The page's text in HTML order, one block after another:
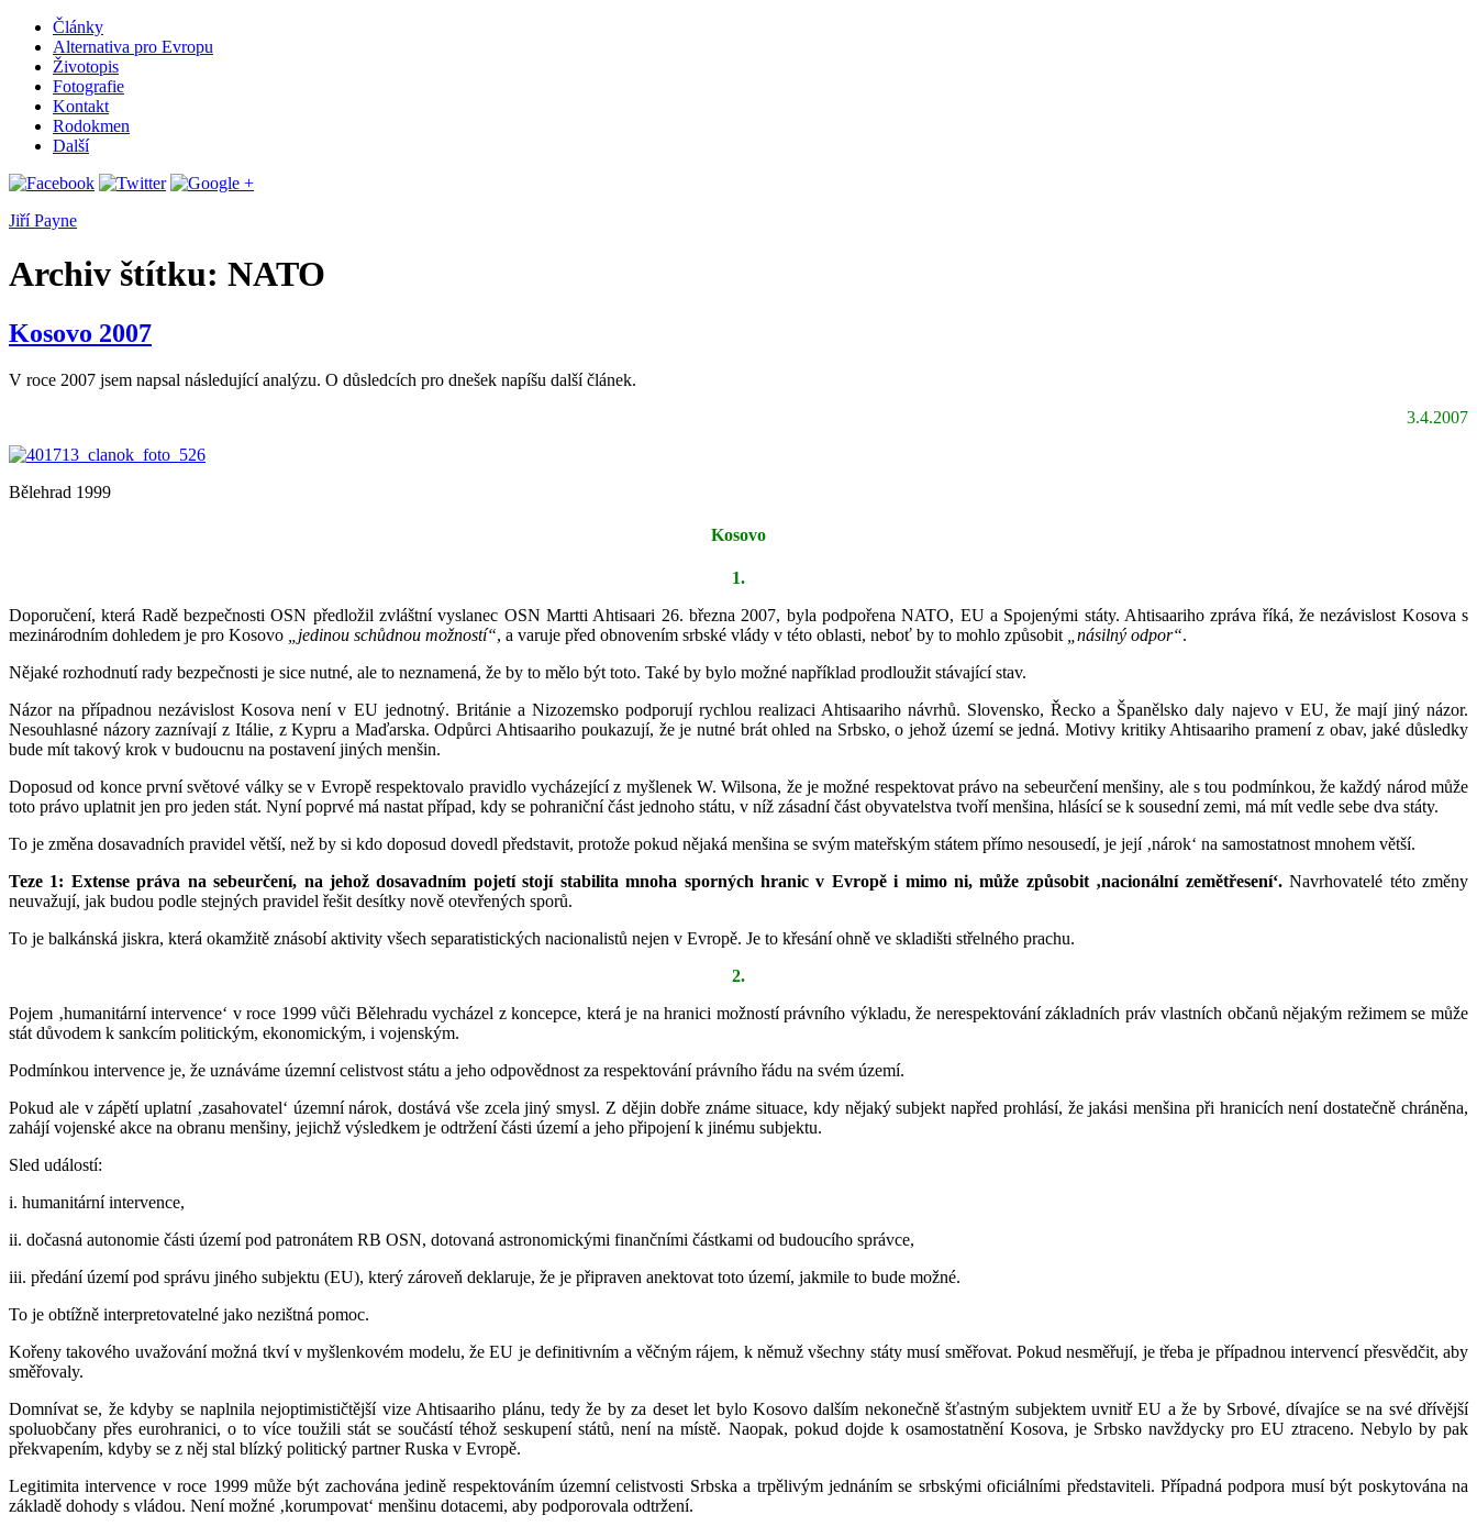
Články
Alternativa pro Evropu
Životopis
Fotografie
Kontakt
Rodokmen
Další
Jiří Payne
Archiv štítku: NATO
Kosovo 2007
V roce 2007 jsem napsal následující analýzu. O důsledcích pro dnešek napíšu další článek.
3.4.2007
Bělehrad 1999
Kosovo
1.
Doporučení, která Radě bezpečnosti OSN předložil zvláštní vyslanec OSN Martti Ahtisaari 26. března 2007, byla podpořena NATO, EU a Spojenými státy. Ahtisaariho zpráva říká, že nezávislost Kosova s
mezinárodním dohledem je pro Kosovo
„jedinou schůdnou možností“, a varuje před obnovením srbské vlády v této oblasti, neboť by to mohlo způsobit „násilný odpor“.
Nějaké rozhodnutí rady bezpečnosti je sice nutné, ale to neznamená, že by to mělo být toto. Také by bylo možné například prodloužit stávající stav.
Názor na případnou nezávislost Kosova není v EU jednotný. Británie a Nizozemsko podporují rychlou realizaci Ahtisaariho návrhů. Slovensko, Řecko a Španělsko daly najevo v EU, že mají jiný názor.
Nesouhlasné názory zaznívají z Itálie, z Kypru a Maďarska. Odpůrci Ahtisaariho poukazují, že je nutné brát ohled na Srbsko, o jehož území se jedná. Motivy kritiky Ahtisaariho pramení z obav, jaké důsledky
bude mít takový krok v budoucnu na postavení jiných menšin.
Doposud od konce první světové války se v Evropě respektovalo pravidlo vycházející z myšlenek W. Wilsona, že je možné respektovat právo na sebeurčení menšiny, ale s tou podmínkou, že každý národ může
toto právo uplatnit jen pro jeden stát. Nyní poprvé má nastat případ, kdy se pohraniční část jednoho státu, v níž zásadní část obyvatelstva tvoří menšina, hlásící se k sousední zemi, má mít vedle sebe dva státy.
To je změna dosavadních pravidel větší, než by si kdo doposud dovedl představit, protože pokud nějaká menšina se svým mateřským státem přímo nesousedí, je její ‚nárok‘ na samostatnost mnohem větší.
Teze 1: Extense práva na sebeurčení, na jehož dosavadním pojetí stojí stabilita mnoha sporných hranic v Evropě i mimo ni, může způsobit ‚nacionální zemětřesení‘.Navrhovatelé této změny
neuvažují, jak budou podle stejných pravidel řešit desítky nově otevřených sporů.
To je balkánská jiskra, která okamžitě znásobí aktivity všech separatistických nacionalistů nejen v Evropě. Je to křesání ohně ve skladišti střelného prachu.
2.
Pojem ‚humanitární intervence‘ v roce 1999 vůči Bělehradu vycházel z koncepce, která je na hranici možností právního výkladu, že nerespektování základních práv vlastních občanů nějakým režimem se může
stát důvodem k sankcím politickým, ekonomickým, i vojenským.
Podmínkou intervence je, že uznáváme územní celistvost státu a jeho odpovědnost za respektování právního řádu na svém území.
Pokud ale v zápětí uplatní ‚zasahovatel‘ územní nárok, dostává vše zcela jiný smysl. Z dějin dobře známe situace, kdy nějaký subjekt napřed prohlásí, že jakási menšina při hranicích není dostatečně chráněna,
zahájí vojenské akce na obranu menšiny, jejichž výsledkem je odtržení části území a jeho připojení k jinému subjektu.
Sled událostí:
i. humanitární intervence,
ii. dočasná autonomie části území pod patronátem RB OSN, dotovaná astronomickými finančními částkami od budoucího správce,
iii. předání území pod správu jiného subjektu (EU), který zároveň deklaruje, že je připraven anektovat toto území, jakmile to bude možné.
To je obtížně interpretovatelné jako nezištná pomoc.
Kořeny takového uvažování možná tkví v myšlenkovém modelu, že EU je definitivním a věčným rájem, k němuž všechny státy musí směřovat. Pokud nesměřují, je třeba je případnou intervencí přesvědčit, aby
směřovaly.
Domnívat se, že kdyby se naplnila nejoptimističtější vize Ahtisaariho plánu, tedy že by za deset let bylo Kosovo dalším nekonečně šťastným subjektem uvnitř EU a že by Srbové, dívajíce se na své dřívější
spoluobčany přes eurohranici, o to více toužili stát se součástí téhož seskupení států, není na místě. Naopak, pokud dojde k osamostatnění Kosova, je Srbsko navždycky pro EU ztraceno. Nebylo by pak
překvapením, kdyby se z něj stal blízký politický partner Ruska v Evropě.
Legitimita intervence v roce 1999 může být zachována jedině respektováním územní celistvosti Srbska a trpělivým jednáním se srbskými oficiálními představiteli. Případná podpora musí být poskytována na
základě dohody s vládou. Není možné ‚korumpovat‘ menšinu dotacemi, aby podporovala odtržení.